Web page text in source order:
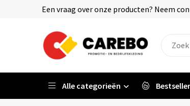
Een vraag over onze producten? Neem
Alle categorieën